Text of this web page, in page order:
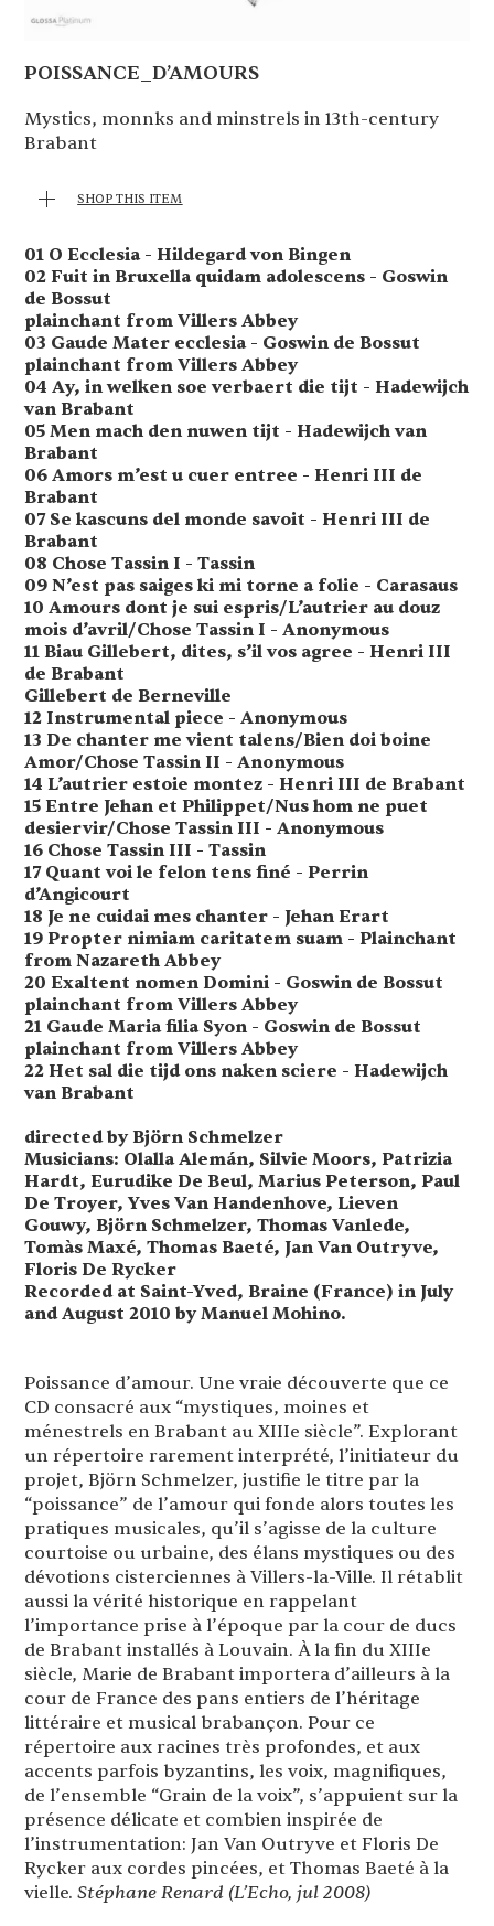
POISSANCE_D’AMOURS
Mystics, monnks and minstrels in 13th-century
Brabant
SHOP THIS ITEM
01 O Ecclesia - Hildegard von Bingen
02 Fuit in Bruxella quidam adolescens - Goswin
de Bossut
plainchant from Villers Abbey
03 Gaude Mater ecclesia - Goswin de Bossut
plainchant from Villers Abbey
04 Ay, in welken soe verbaert die tijt - Hadewijch
van Brabant
05 Men mach den nuwen tijt - Hadewijch van
Brabant
06 Amors m’est u cuer entree - Henri III de
Brabant
07 Se kascuns del monde savoit - Henri III de
Brabant
08 Chose Tassin I - Tassin
09 N’est pas saiges ki mi torne a folie - Carasaus
10 Amours dont je sui espris/L’autrier au douz
mois d’avril/Chose Tassin I - Anonymous
11 Biau Gillebert, dites, s’il vos agree - Henri III
de Brabant
Gillebert de Berneville
12 Instrumental piece - Anonymous
13 De chanter me vient talens/Bien doi boine
Amor/Chose Tassin II - Anonymous
14 L’autrier estoie montez - Henri III de Brabant
15 Entre Jehan et Philippet/Nus hom ne puet
desiervir/Chose Tassin III - Anonymous
16 Chose Tassin III - Tassin
17 Quant voi le felon tens finé - Perrin
d’Angicourt
18 Je ne cuidai mes chanter - Jehan Erart
19 Propter nimiam caritatem suam - Plainchant
from Nazareth Abbey
20 Exaltent nomen Domini - Goswin de Bossut
plainchant from Villers Abbey
21 Gaude Maria filia Syon - Goswin de Bossut
plainchant from Villers Abbey
22 Het sal die tijd ons naken sciere - Hadewijch
van Brabant
directed by Björn Schmelzer
Musicians: Olalla Alemán, Silvie Moors, Patrizia
Hardt, Eurudike De Beul, Marius Peterson, Paul
De Troyer, Yves Van Handenhove, Lieven
Gouwy, Björn Schmelzer, Thomas Vanlede,
Tomàs Maxé, Thomas Baeté, Jan Van Outryve,
Floris De Rycker
Recorded at Saint-Yved, Braine (France) in July
and August 2010 by Manuel Mohino.
Poissance d’amour. Une vraie découverte que ce
CD consacré aux “mystiques, moines et
ménestrels en Brabant au XIIIe siècle”. Explorant
un répertoire rarement interprété, l’initiateur du
projet, Björn Schmelzer, justifie le titre par la
“poissance” de l’amour qui fonde alors toutes les
pratiques musicales, qu’il s’agisse de la culture
courtoise ou urbaine, des élans mystiques ou des
dévotions cisterciennes à Villers-la-Ville. Il rétablit
aussi la vérité historique en rappelant
l’importance prise à l’époque par la cour de ducs
de Brabant installés à Louvain. À la fin du XIIIe
siècle, Marie de Brabant importera d’ailleurs à la
cour de France des pans entiers de l’héritage
littéraire et musical brabançon. Pour ce
répertoire aux racines très profondes, et aux
accents parfois byzantins, les voix, magnifiques,
de l’ensemble “Grain de la voix”, s’appuient sur la
présence délicate et combien inspirée de
l’instrumentation: Jan Van Outryve et Floris De
Rycker aux cordes pincées, et Thomas Baeté à la
vielle.Stéphane Renard (L’Echo, jul 2008)